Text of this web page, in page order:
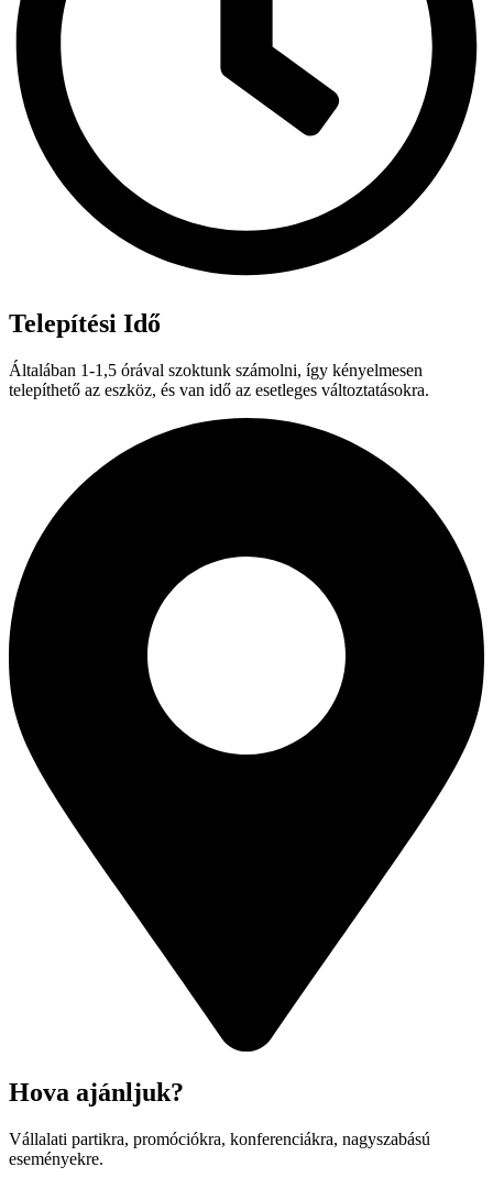
Telepítési Idő
Általában 1-1,5 órával szoktunk számolni, így kényelmesen
telepíthető az eszköz, és van idő az esetleges változtatásokra.
Hova ajánljuk?
Vállalati partikra, promóciókra, konferenciákra, nagyszabású
eseményekre.